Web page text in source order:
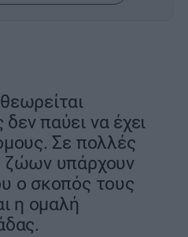
παύει να έχει
Σε πολλές
ζώων υπάρχουν
ο σκοπός τους
η ομαλή